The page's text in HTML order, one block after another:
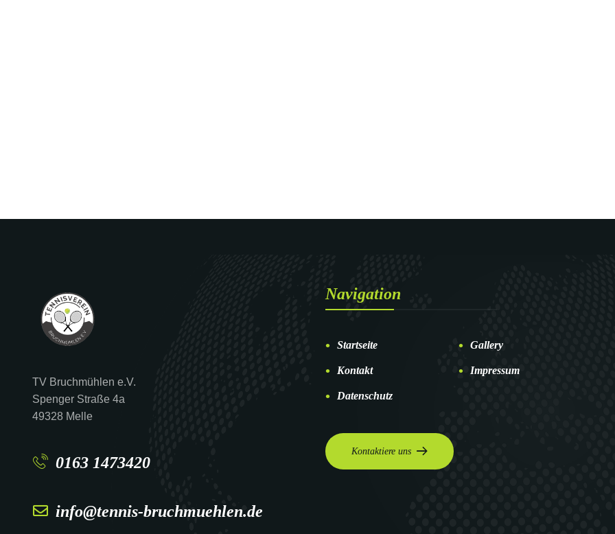
TV Bruchmühlen e.V.
Spenger Straße 4a
49328 Melle
0163 1473420
info@tennis-bruchmuehlen.de
Navigation
Startseite Gallery
Kontakt Impressum
Datenschutz
Kontaktiere uns